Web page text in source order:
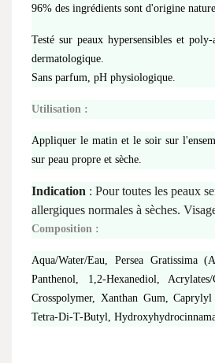
96% des ingrédients sont d'origine
Testé sur peaux hypersensibles et
dermatologique.
Sans parfum, pH physiologique.
Utilisation :
Appliquer le matin et le soir sur
sur peau propre et sèche.
Indication : Pour toutes les peaux
allergiques normales à sèches.
Composition :
Aqua/Water/Eau, Persea Gratissima
Panthenol, 1,2-Hexanediol,
Crosspolymer, Xanthan Gum,
Tetra-Di-T-Butyl,